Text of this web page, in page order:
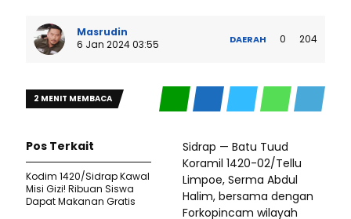
Masrudin
6 Jan 2024 03:55
DAERAH 0 204
2 MENIT MEMBACA
Sidrap — Batu Tuud
Koramil 1420-02/Tellu
Limpoe, Serma Abdul
Halim, bersama dengan
Forkopincam wilayah
Pos Terkait
Kodim 1420/Sidrap Kawal
Misi Gizi! Ribuan Siswa
Dapat Makanan Gratis